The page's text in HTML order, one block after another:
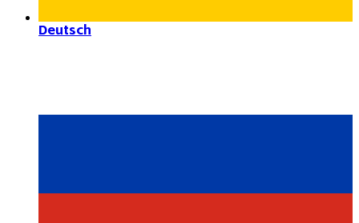
Deutsch